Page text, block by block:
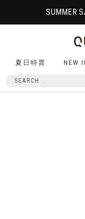
SUMMER
夏日特賣 NEW